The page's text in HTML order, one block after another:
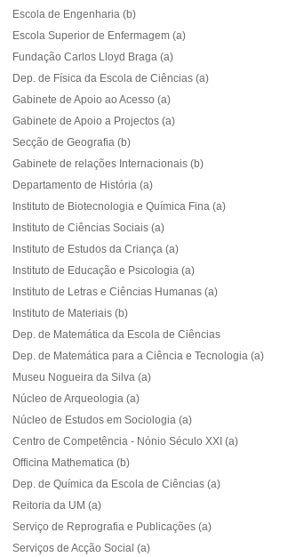
Escola de Engenharia (b)
Escola Superior de Enfermagem (a)
Fundação Carlos Lloyd Braga (a)
Dep. de Física da Escola de Ciências (a)
Gabinete de Apoio ao Acesso (a)
Gabinete de Apoio a Projectos (a)
Secção de Geografia (b)
Gabinete de relações Internacionais (b)
Departamento de História (a)
Instituto de Biotecnologia e Química Fina (a)
Instituto de Ciências Sociais (a)
Instituto de Estudos da Criança (a)
Instituto de Educação e Psicologia (a)
Instituto de Letras e Ciências Humanas (a)
Instituto de Materiais (b)
Dep. de Matemática da Escola de Ciências
Dep. de Matemática para a Ciência e Tecnologia (a)
Museu Nogueira da Silva (a)
Núcleo de Arqueologia (a)
Núcleo de Estudos em Sociologia (a)
Centro de Competência - Nónio Século XXI (a)
Officina Mathematica (b)
Dep. de Química da Escola de Ciências (a)
Reitoria da UM (a)
Serviço de Reprografia e Publicações (a)
Serviços de Acção Social (a)